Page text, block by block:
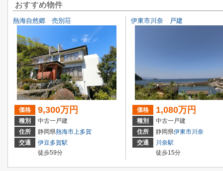
おすすめ物件
熱海自然郷 売別荘
価格 9,300万円
種別
中古一戸建
住所
静岡県熱海市上多賀
交通
伊豆多賀駅
徒歩59分
伊東市川奈 戸建
価格 1,080万円
種別
中古一戸建
住所
静岡県伊東市川奈
交通
川奈駅
徒歩15分